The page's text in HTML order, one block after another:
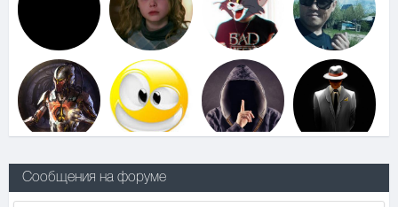
Сообщения на форуме